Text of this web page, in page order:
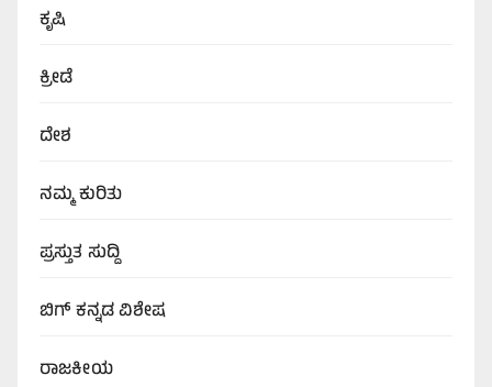
ಕೃಷಿ
ಕ್ರೀಡೆ
ದೇಶ
ನಮ್ಮ ಕುರಿತು
ಪ್ರಸ್ತುತ ಸುದ್ದಿ
ಬಿಗ್‌ ಕನ್ನಡ ವಿಶೇಷ
ರಾಜಕೀಯ